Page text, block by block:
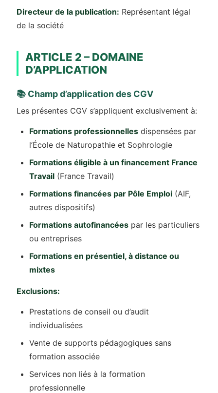
Directeur de la publication: Représentant légal
de la société
ARTICLE 2 – DOMAINE
D’APPLICATION
📚 Champ d’application des CGV
Les présentes CGV s’appliquent exclusivement à:
Formations professionnelles dispensées par
l’École de Naturopathie et Sophrologie
Formations éligible à un financement France
Travail (France Travail)
Formations financées par Pôle Emploi (AIF,
autres dispositifs)
Formations autofinancées par les particuliers
ou entreprises
Formations en présentiel, à distance ou
mixtes
Exclusions:
Prestations de conseil ou d’audit
individualisées
Vente de supports pédagogiques sans
formation associée
Services non liés à la formation
professionnelle